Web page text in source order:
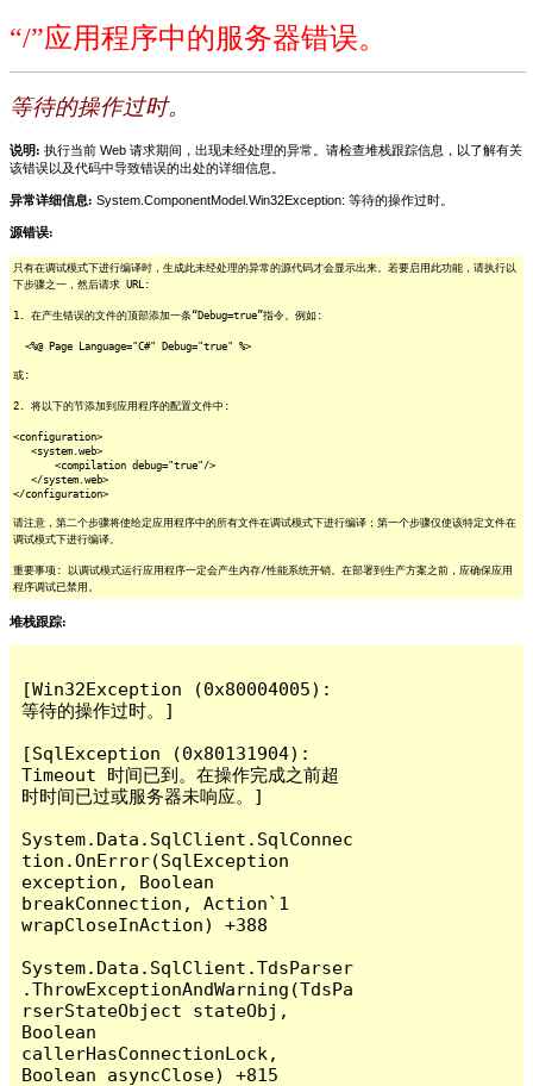
“/”应用程序中的服务器错误。
等待的操作过时。
说明: 执行当前 Web 请求期间，出现未经处理的异常。请检查堆栈跟踪信息，以了解有关
该错误以及代码中导致错误的出处的详细信息。
异常详细信息: System.ComponentModel.Win32Exception: 等待的操作过时。
源错误:
只有在调试模式下进行编译时，生成此未经处理的异常的源代码才会显示出来。若要启用此功能，请执行以
下步骤之一，然后请求 URL:
1. 在产生错误的文件的顶部添加一条“Debug=true”指令。例如:
<%@ Page Language="C#" Debug="true" %>
或:
2. 将以下的节添加到应用程序的配置文件中:
<configuration>
<system.web>
<compilation debug="true"/>
</system.web>
</configuration>
请注意，第二个步骤将使给定应用程序中的所有文件在调试模式下进行编译；第一个步骤仅使该特定文件在
调试模式下进行编译。
重要事项: 以调试模式运行应用程序一定会产生内存/性能系统开销。在部署到生产方案之前，应确保应用
程序调试已禁用。
堆栈跟踪:
[Win32Exception (0x80004005):
等待的操作过时。]
[SqlException (0x80131904):
Timeout 时间已到。在操作完成之前超
时时间已过或服务器未响应。]
System.Data.SqlClient.SqlConnec
tion.OnError(SqlException
exception, Boolean
breakConnection, Action`1
wrapCloseInAction) +388
System.Data.SqlClient.TdsParser
.ThrowExceptionAndWarning(TdsPa
rserStateObject stateObj,
Boolean
callerHasConnectionLock,
Boolean asyncClose) +815